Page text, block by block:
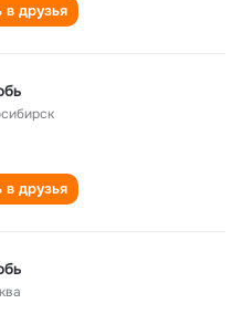
в друзья
в друзья